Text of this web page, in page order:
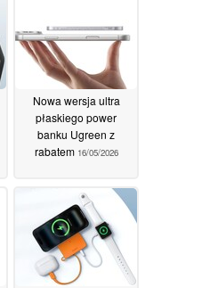
Nowa wersja ultra
płaskiego power
banku Ugreen z
rabatem 16/05/2026